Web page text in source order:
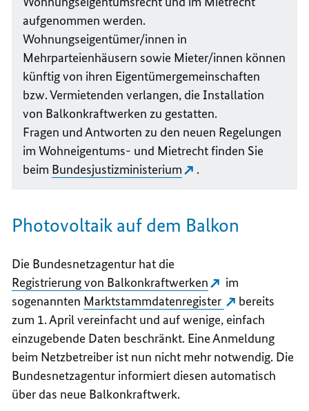
aufgenommen werden.
Wohnungseigentümer/innen in
Mehrparteienhäusern sowie Mieter/innen können
künftig von ihren Eigentümergemeinschaften
bzw. Vermietenden verlangen, die Installation
von Balkonkraftwerken zu gestatten.
Fragen und Antworten zu den neuen Regelungen
im Wohneigentums- und Mietrecht finden Sie
beim Bundesjustizministerium .
Photovoltaik auf dem Balkon
Die Bundesnetzagentur hat die
Registrierung von Balkonkraftwerken
im
sogenannten Marktstammdatenregister
bereits
zum 1. April vereinfacht und auf wenige, einfach
einzugebende Daten beschränkt. Eine Anmeldung
beim Netzbetreiber ist nun nicht mehr notwendig. Die
Bundesnetzagentur informiert diesen automatisch
über das neue Balkonkraftwerk.